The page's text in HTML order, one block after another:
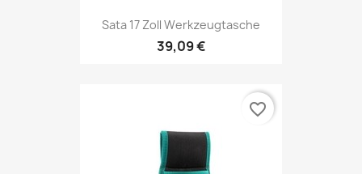
Sata 17 Zoll Werkzeugtasche
39,09 €
favorite_border